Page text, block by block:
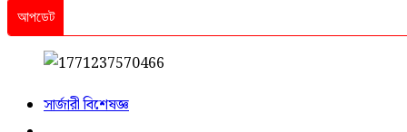
আপডেট
সার্জারী বিশেষজ্ঞ